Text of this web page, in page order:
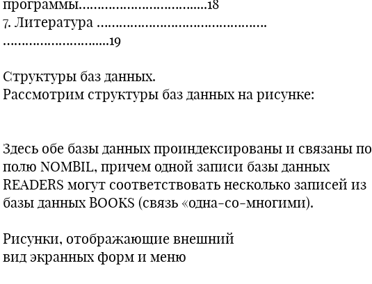
программы………………………….....18
7. Литература ……………………………………….
…………………….....19
Структуры баз данных.
Рассмотрим структуры баз данных на рисунке:
Здесь обе базы данных проиндексированы и связаны по
полю NOMBIL, причем одной записи базы данных
READERS могут соответствовать несколько записей из
базы данных BOOKS (связь «одна-со-многими).
Рисунки, отображающие внешний
вид экранных форм и меню